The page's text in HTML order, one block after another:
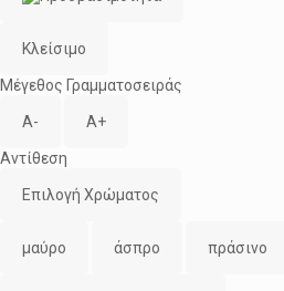
Κλείσιμο
Μέγεθος Γραμματοσειράς
A- A+
Αντίθεση
Επιλογή Χρώματος
μαύρο άσπρο πράσινο